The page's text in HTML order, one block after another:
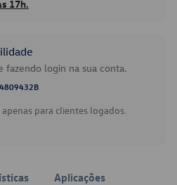
17h.
fazendo login na sua conta.
para clientes logados.
Aplicações